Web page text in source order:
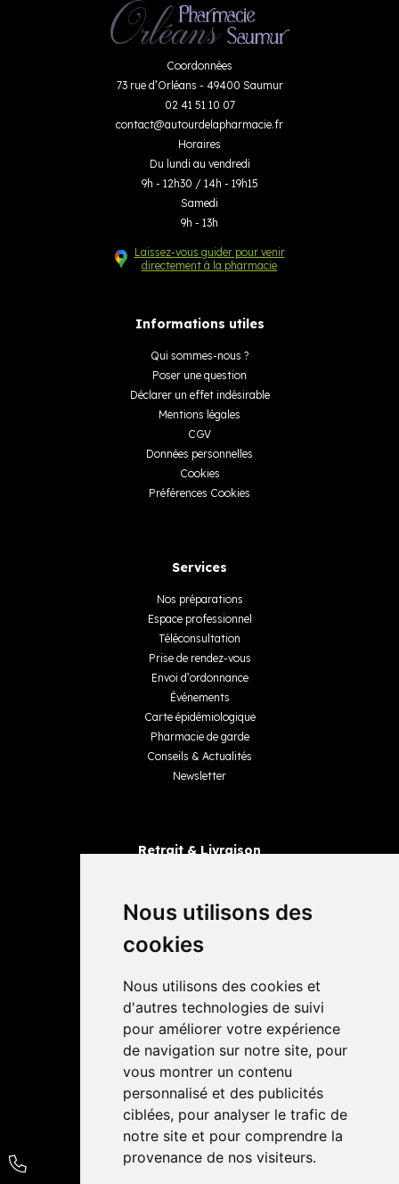
Nous utilisons des
cookies
Nous utilisons des cookies et
d'autres technologies de suivi
pour améliorer votre expérience
de navigation sur notre site, pour
vous montrer un contenu
personnalisé et des publicités
ciblées, pour analyser le trafic de
notre site et pour comprendre la
provenance de nos visiteurs.
Coordonnées
73 rue d’Orléans - 49400 Saumur
02 41 51 10 07
contact@autourdelapharmacie.fr
Horaires
Du lundi au vendredi
9h - 12h30 / 14h - 19h15
Samedi
9h - 13h
Laissez-vous guider pour venir
directement à la pharmacie
Informations utiles
Qui sommes-nous ?
Poser une question
Déclarer un effet indésirable
Mentions légales
CGV
Données personnelles
Cookies
Préférences Cookies
Services
Nos préparations
Espace professionnel
Téléconsultation
Prise de rendez-vous
Envoi d’ordonnance
Événements
Carte épidémiologique
Pharmacie de garde
Conseils & Actualités
Newsletter
Retrait & Livraison
Livraisons
4,4 / 5 65 avis